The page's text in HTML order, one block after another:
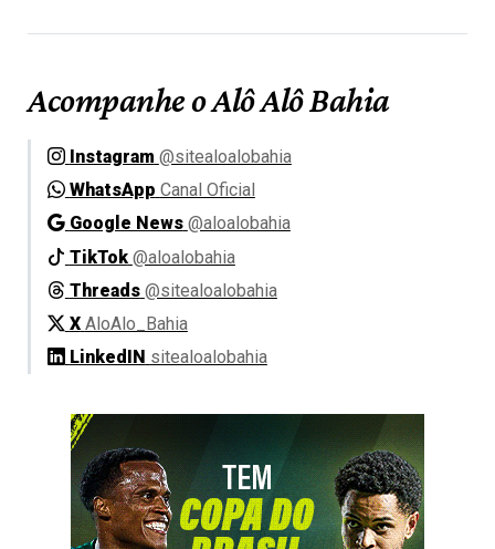
Acompanhe o Alô Alô Bahia
Instagram @sitealoalobahia
WhatsApp Canal Oficial
Google News @aloalobahia
TikTok @aloalobahia
Threads @sitealoalobahia
X AloAlo_Bahia
LinkedIN sitealoalobahia